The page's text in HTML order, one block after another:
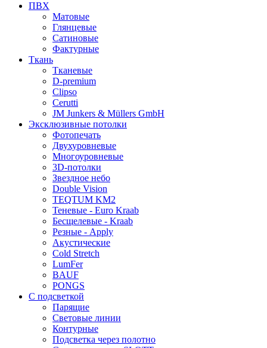
ПВХ
Матовые
Глянцевые
Сатиновые
Фактурные
Ткань
Тканевые
D-premium
Clipso
Cerutti
JM Junkers & Müllers GmbH
Эксклюзивные потолки
Фотопечать
Двухуровневые
Многоуровневые
3D-потолки
Звездное небо
Double Vision
TEQTUM KM2
Теневые - Euro Kraab
Бесщелевые - Kraab
Резные - Apply
Акустические
Cold Stretch
LumFer
BAUF
PONGS
С подсветкой
Парящие
Световые линии
Контурные
Подсветка через полотно